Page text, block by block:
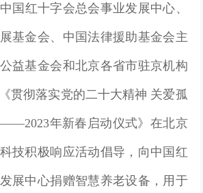
国红十字会总会事业发展中心、
基金会、中国法律援助基金会主
益基金会和北京各省市驻京机构
贯彻落实党的二十大精神 关爱孤
年新春启动仪式》在北京
技积极响应活动倡导，向中国红
展中心捐赠智慧养老设备，用于